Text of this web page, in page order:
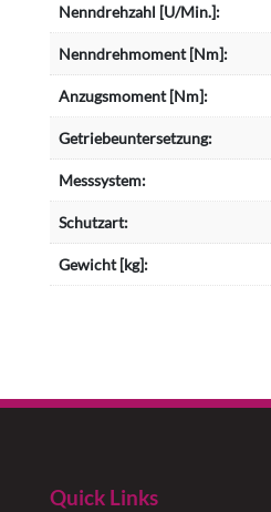
Nenndrehzahl [U/Min.]:
Nenndrehmoment [Nm]:
Anzugsmoment [Nm]:
Getriebeuntersetzung:
Messsystem:
Schutzart:
Gewicht [kg]:
Quick Links